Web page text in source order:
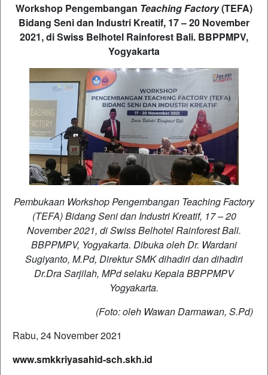
Workshop Pengembangan Teaching Factory(TEFA)
Bidang Seni dan Industri Kreatif, 17 – 20 November
2021, di Swiss Belhotel Rainforest Bali. BBPPMPV,
Yogyakarta
Pembukaan Workshop Pengembangan Teaching Factory
(TEFA) Bidang Seni dan Industri Kreatif, 17 – 20
November 2021, di Swiss Belhotel Rainforest Bali.
BBPPMPV, Yogyakarta. Dibuka oleh Dr. Wardani
Sugiyanto, M.Pd, Direktur SMK dihadiri dan dihadiri
Dr.Dra Sarjilah, MPd selaku Kepala BBPPMPV
Yogyakarta.
(Foto: oleh Wawan Darmawan, S.Pd)
Rabu, 24 November 2021
www.smkkriyasahid-sch.skh.id